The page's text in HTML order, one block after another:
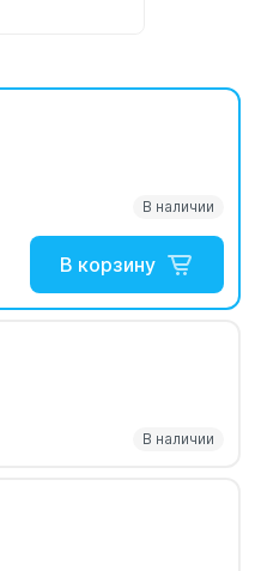
В наличии
В корзину
В наличии